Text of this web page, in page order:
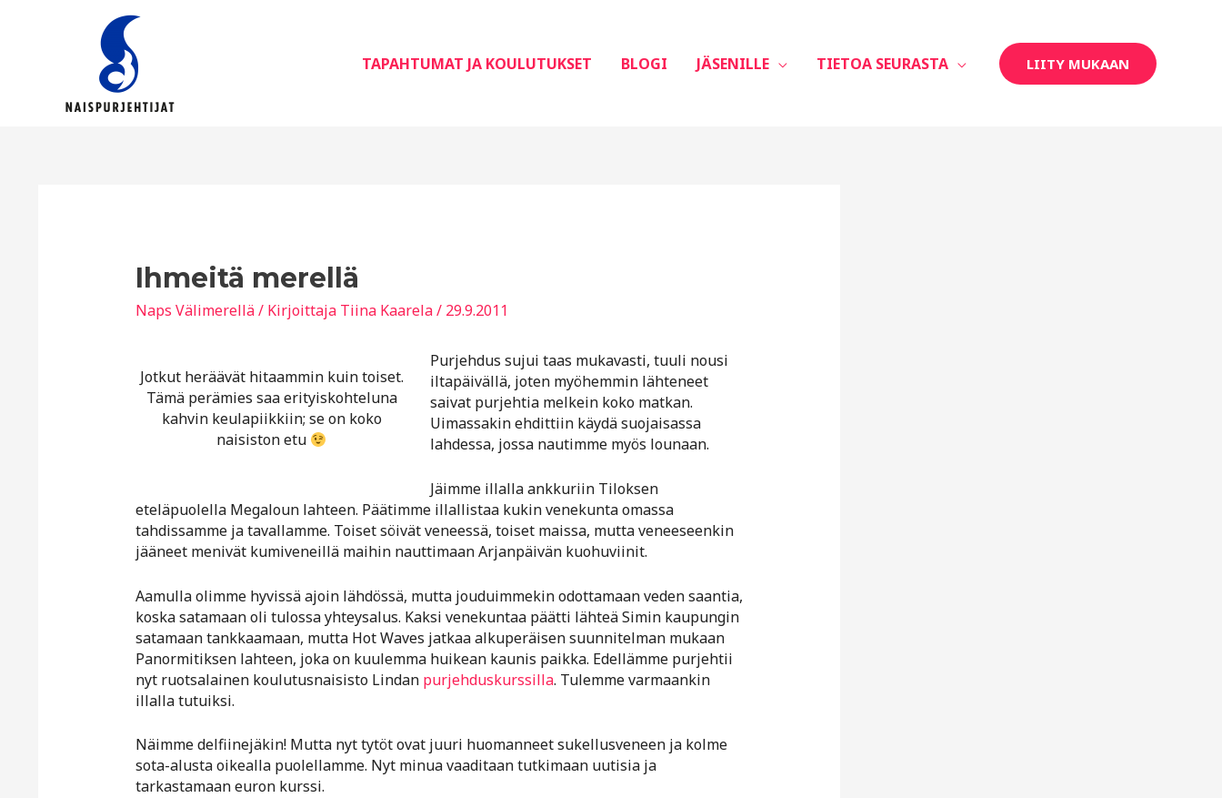
TAPAHTUMAT JA KOULUTUKSET
BLOGI JÄSENILLE TIETOA SEURASTA LIITY MUKAAN
Ihmeitä merellä
Naps Välimerellä/ Kirjoittaja Tiina Kaarela/ 29.9.2011
Jotkut heräävät hitaammin kuin toiset.
Tämä perämies saa erityiskohteluna
kahvin keulapiikkiin; se on koko
naisiston etu
Purjehdus sujui taas mukavasti, tuuli nousi
iltapäivällä, joten myöhemmin lähteneet
saivat purjehtia melkein koko matkan.
Uimassakin ehdittiin käydä suojaisassa
lahdessa, jossa nautimme myös lounaan.
Jäimme illalla ankkuriin Tiloksen
eteläpuolella Megaloun lahteen. Päätimme illallistaa kukin venekunta omassa
tahdissamme ja tavallamme. Toiset söivät veneessä, toiset maissa, mutta veneeseenkin
jääneet menivät kumiveneillä maihin nauttimaan Arjanpäivän kuohuviinit.
Aamulla olimme hyvissä ajoin lähdössä, mutta jouduimmekin odottamaan veden saantia,
koska satamaan oli tulossa yhteysalus. Kaksi venekuntaa päätti lähteä Simin kaupungin
satamaan tankkaamaan, mutta Hot Waves jatkaa alkuperäisen suunnitelman mukaan
Panormitiksen lahteen, joka on kuulemma huikean kaunis paikka. Edellämme purjehtii
nyt ruotsalainen koulutusnaisisto Lindan purjehduskurssilla. Tulemme varmaankin
illalla tutuiksi.
Näimme delfiinejäkin! Mutta nyt tytöt ovat juuri huomanneet sukellusveneen ja kolme
sota-alusta oikealla puolellamme. Nyt minua vaaditaan tutkimaan uutisia ja
tarkastamaan euron kurssi.